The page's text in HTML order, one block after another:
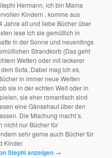
Hermann, ich bin Mama
Kindern , komme aus
Jahre alt und liebe Bücher über
lese ich sie gemütlich in
in der Sonne und neuerdings
Strandkorb (Das geht
Wetter) oder mit leckerer
Sofa. Dabei mag ich es,
in immer neue Welten
sie in der echten Welt oder in
sie eher romantisch sind
eine Gänsehaut über den
Die Mischung macht´s.
nicht nur Bücher für
sehr gerne auch Bücher für
Kinder.
Stephi anzeigen →